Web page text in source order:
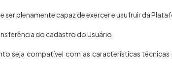
plenamente capaz de exercer e usufruir da
do cadastro do Usuário.
seja compatível com as características